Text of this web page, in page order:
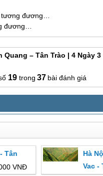
đương…
đương…
– Tân Trào | 4 Ngày 3
19 37 bài đánh giá
Tân
BảnVNĐ
Hà
Vac -